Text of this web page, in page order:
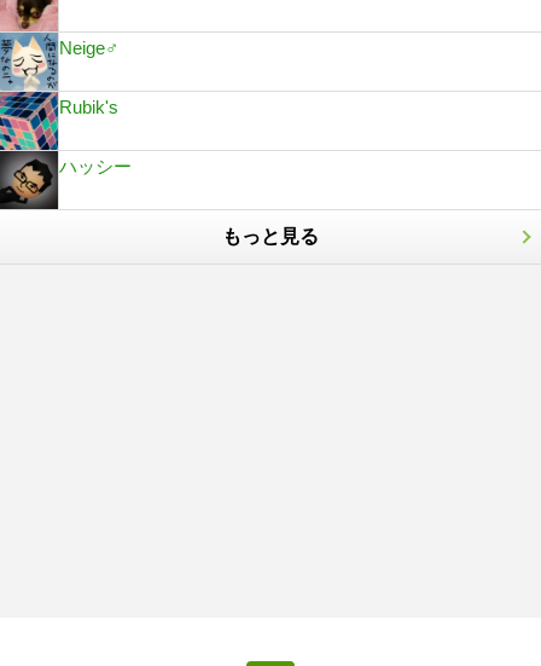
Neige♂
Rubik's
ハッシー
もっと見る